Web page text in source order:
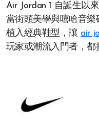
Air Jordan 1 自誕生以來，便是球鞋文化的核心符號。
當街頭美學與嘻哈音樂
植入經典鞋型，讓 air
玩家或潮流入門者，都